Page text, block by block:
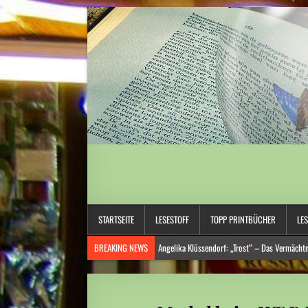
STARTSEITE LESESTOFF TOPP PRINTBÜCHER
BREAKING NEWS
Angelika Klüssendorf: „Trost“ – Das
Hitzewelle: Städte- und Gemeindebund fordert „nationalen